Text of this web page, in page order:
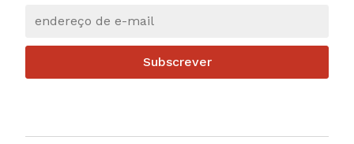
Subscrever